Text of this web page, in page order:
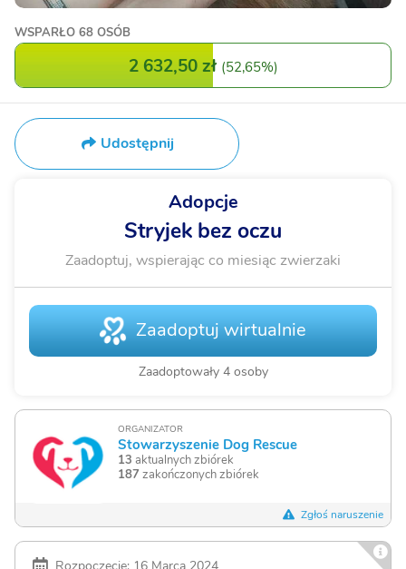
WSPARŁO 68 OSÓB
2 632,50 zł (52,65%)
Udostępnij
Adopcje
Stryjek bez oczu
Zaadoptuj, wspierając co miesiąc zwierzaki
Zaadoptuj wirtualnie
Zaadoptowały 4 osoby
ORGANIZATOR
Stowarzyszenie Dog Rescue
13 aktualnych zbiórek
187 zakończonych zbiórek
Zgłoś naruszenie